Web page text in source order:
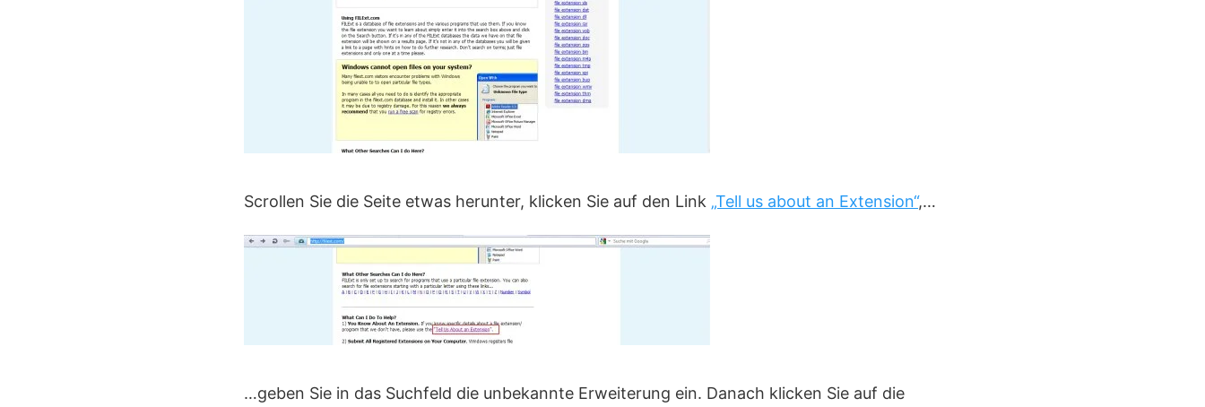
Scrollen Sie die Seite etwas herunter, klicken Sie auf den Link „Tell us about an Extension“,…
…geben Sie in das Suchfeld die unbekannte Erweiterung ein. Danach klicken Sie auf die